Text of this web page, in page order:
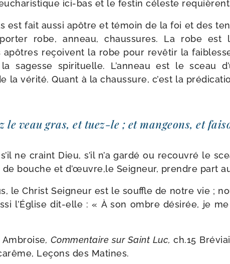
ici-​bas et le fes­tin céleste requièrent
est fait aus­si apôtre et témoin de la foi et des
robe, anneau, chaus­sures. La robe
apôtres reçoivent la robe pour revê­tir la
sagesse spi­ri­tuelle. L’anneau est le sceau
la véri­té. Quant à la chaus­sure, c’est la
le veau gras, et tuez-​le ; et man­geons, et
ne craint Dieu, s’il n’a gar­dé ou recou­vré le
de bouche et d’œuvre,le Seigneur, prendre part
le Christ Seigneur est le souffle de notre vie ;
l’Église dit-​elle : « À son ombre dési­rée, je
Ambroise, Commentaire sur Saint Luc,ch.15
Leçons des Matines.